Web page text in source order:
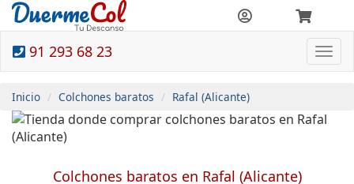
91 293 68 23
Inicio Colchones baratos Rafal (Alicante)
Colchones baratos en Rafal (Alicante)